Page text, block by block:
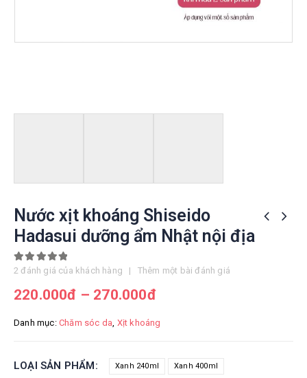
Nước xịt khoáng Shiseido
Hadasui dưỡng ẩm Nhật nội địa
5.00out of 5
2 đánh giá của khách hàng | Thêm một bài đánh giá
220.000đ – 270.000đ
Danh mục: Chăm sóc da, Xịt khoáng
LOẠI SẢN PHẨM Xanh 240ml Xanh 400ml